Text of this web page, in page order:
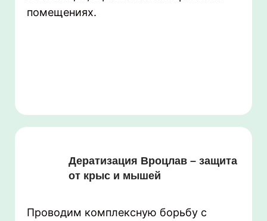
помещениях.
Дератизация Вроцлав – защита
от крыс и мышей
Проводим комплексную борьбу с